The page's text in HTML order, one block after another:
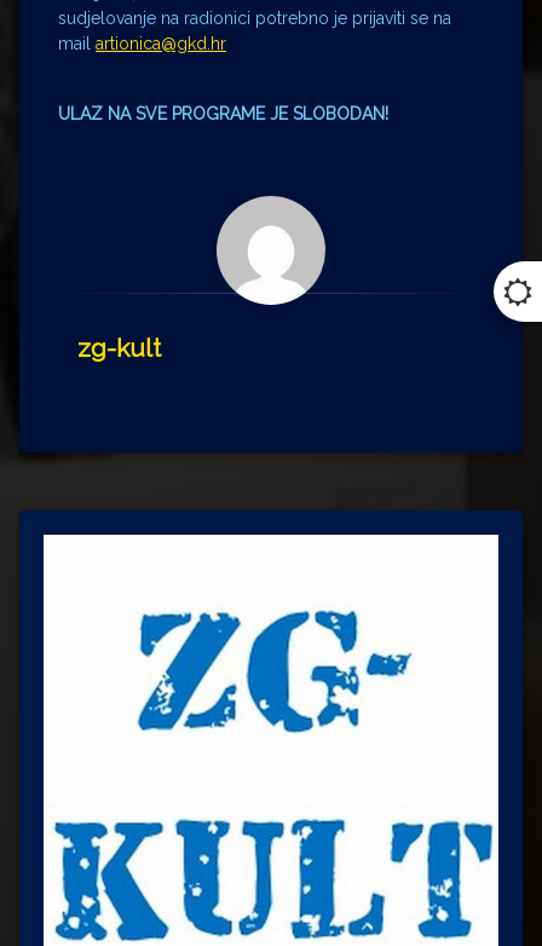
sudjelovanje na radionici potrebno je prijaviti se na
mail artionica@gkd.hr
ULAZ NA SVE PROGRAME JE SLOBODAN!
zg-kult